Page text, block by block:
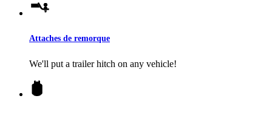
Attaches de remorque
We'll put a trailer hitch on any vehicle!